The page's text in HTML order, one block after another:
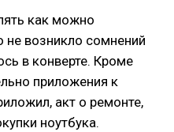
как можно
не возникло сомнений
в конверте. Кроме
приложения к
акт о ремонте,
ноутбука.